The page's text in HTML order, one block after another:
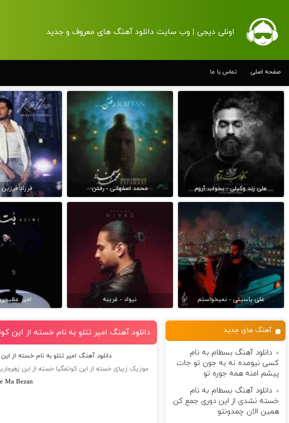
اونلی دیجی | وب سایت دانلود آهنگ های معروف و جدید
صفحه اصلی تماس با ما
علی زند وکیلی - بخواب آروم محمد اصفهانی - رفتن فرزاد
علی یاسینی - نمیخواستم نیواد - غریبه امیر
دانلود آهنگ امیر تتلو به نام خسته از این
دانلود آهنگ امیر تتلو به نام خسته از
موزیک زیبای خسته از این کوتفگیا خسته از این
Ma Bezan
آهنگ های جدید
دانلود آهنگ بسطام به نام
کسی نیومده نه به جون تو جات
پیشم امنه همه جوره تو
دانلود آهنگ بسطام به نام
خسته نشدی از این دوری جمع کن
همین الان چمدونتو